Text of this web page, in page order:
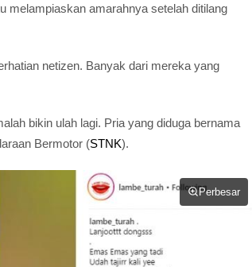
melampiaskan amarahnya setelah ditilang
netizen. Banyak dari mereka yang
bikin ulah lagi. Pria yang diduga bernama
Bermotor (STNK).
Perbesar